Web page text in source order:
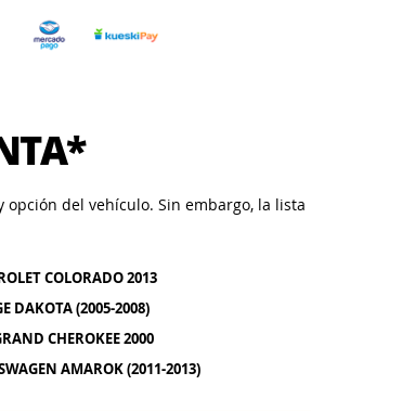
del vehículo. Sin embargo, la lista
COLORADO 2013
DAKOTA (2005-2008)
CHEROKEE 2000
AMAROK (2011-2013)